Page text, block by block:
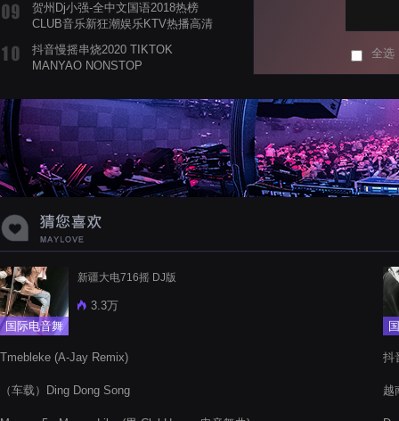
贺州Dj小强-全中文国语2018热榜
CLUB音乐新狂潮娱乐KTV热播高清
抖音慢摇串烧2020 TIKTOK
MANYAO NONSTOP
蝉爸爸妈妈爱存在夏天的风是想你的
声音啊
全选
国际电音舞
新疆大电716摇 DJ版
3.3万
Tmebleke (A-Jay Remix)
（车载）Ding Dong Song
抖
越